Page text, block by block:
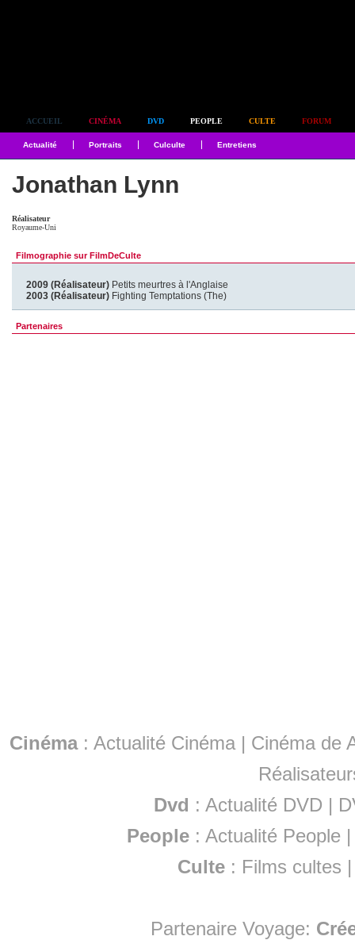
ACCUEIL CINÉMA DVD PEOPLE CULTE FORUM
Actualité Portraits Culculte Entretiens
Jonathan Lynn
Réalisateur
Royaume-Uni
Filmographie sur FilmDeCulte
2009 (Réalisateur) Petits meurtres à l'Anglaise
2003 (Réalisateur) Fighting Temptations (The)
Partenaires
Cinéma: Actualité Cinéma | Cinéma de
Dvd : Actualité DVD |
People :Actualité People
Culte : Films cultes
Partenaire Voyage: